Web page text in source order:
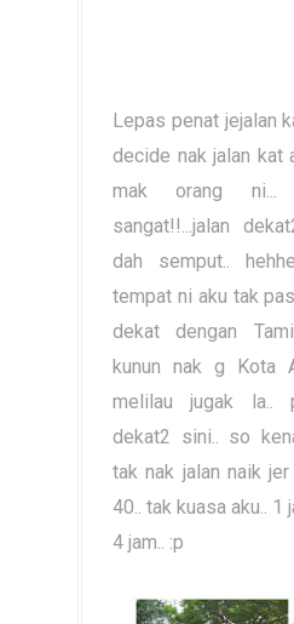
Lepas penat jejalan
decide nak jalan kat
mak orang ni...
sangat!!...jalan
dah semput..
tempat ni aku tak
dekat dengan
kunun nak g Kota
melilau jugak la..
dekat2 sini.. so
tak nak jalan naik
40.. tak kuasa aku.. 1
4 jam.. :p